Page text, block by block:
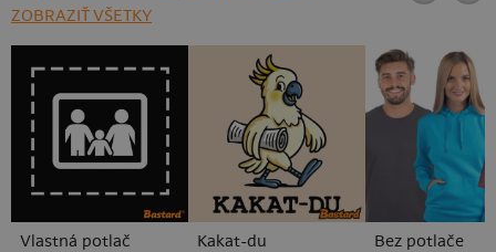
ZOBRAZIŤ VŠETKY
Vlastná potlač Kakat-du Bez potlače